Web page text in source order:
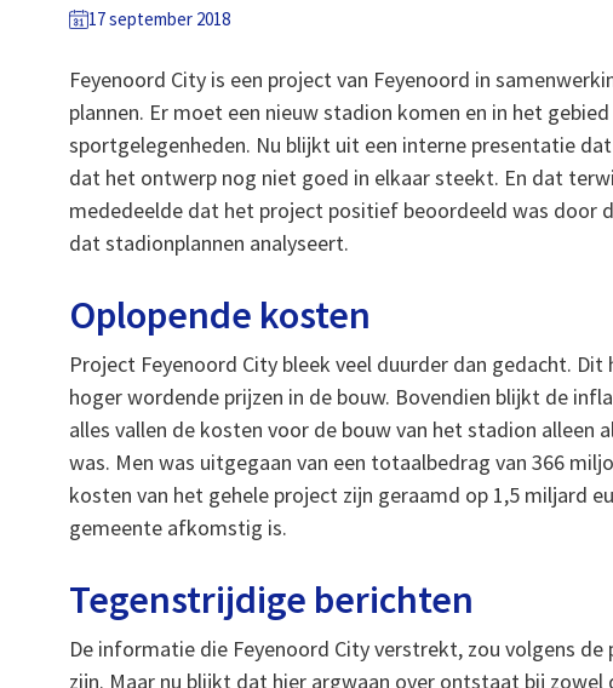
17 september 2018
Feyenoord City is een project van Feyenoord in
plannen. Er moet een nieuw stadion komen en in het
sportgelegenheden. Nu blijkt uit een interne presentatie
dat het ontwerp nog niet goed in elkaar steekt. En dat
mededeelde dat het project positief beoordeeld was door
dat stadionplannen analyseert.
Oplopende kosten
Project Feyenoord City bleek veel duurder dan gedacht.
hoger wordende prijzen in de bouw. Bovendien blijkt de
alles vallen de kosten voor de bouw van het stadion alleen
was. Men was uitgegaan van een totaalbedrag van 366
kosten van het gehele project zijn geraamd op 1,5 miljard
gemeente afkomstig is.
Tegenstrijdige berichten
De informatie die Feyenoord City verstrekt, zou volgens
zijn. Maar nu blijkt dat hier argwaan over ontstaat bij